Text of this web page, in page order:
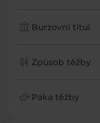
account_balance Burzovní titul
candlestick_chart Způsob těžby
finance_mode Páka těžby